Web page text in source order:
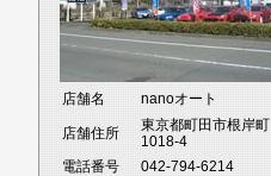
店舗名 nanoオート
店舗住所
東京都町田市根岸町
1018-4
電話番号
042-794-6214